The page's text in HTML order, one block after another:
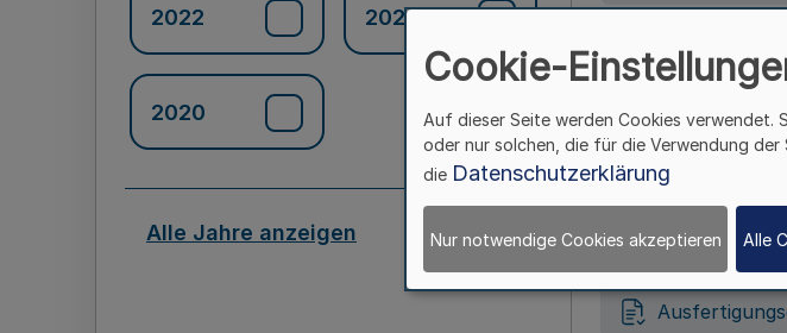
2022 2021
2020
Alle Jahre anzeigen
Gesetz zur
Gesetz zur
Cookie-
Auf dieser Seite werden Cookies verwendet.
oder nur solchen, die für die Verwendung
die Datenschutzerklärung
Nur notwendige Cookies akzeptieren Alle